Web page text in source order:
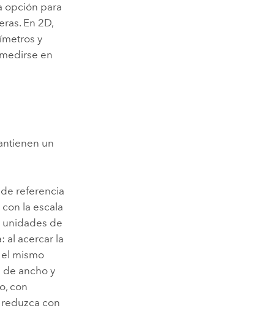
opción para
En 2D,
y
en
un
referencia
la escala
unidades de
al acercar la
mismo
ancho y
con
con